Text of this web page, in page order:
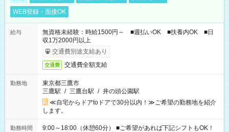
WEB登録・面接OK
給与
無資格未経験：時給1500円～ ■週払いOK ■扶養内OK ■日
収1万2000円以上
交通費別途支給あり
交通費 交通費全額支給
勤務地
東京都三鷹市
三鷹駅 / 三鷹台駅 / 井の頭公園駅
≪自宅からドアtoドアで30分以内！≫ご希望の勤務地を紹介
します。
勤務時間
9:00～18:00（休憩60分） ■ご希望があれば下記シフトもOK！